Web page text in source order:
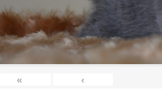
« ‹